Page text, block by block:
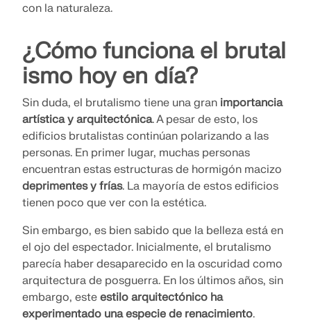
con la naturaleza.
¿Cómo funciona el brutal
ismo hoy en día?
Sin duda, el brutalismo tiene una gran importancia
artística y arquitectónica. A pesar de esto, los
edificios brutalistas continúan polarizando a las
personas. En primer lugar, muchas personas
encuentran estas estructuras de hormigón macizo
deprimentes y frías. La mayoría de estos edificios
tienen poco que ver con la estética.
Sin embargo, es bien sabido que la belleza está en
el ojo del espectador. Inicialmente, el brutalismo
parecía haber desaparecido en la oscuridad como
arquitectura de posguerra. En los últimos años, sin
embargo, este estilo arquitectónico ha
experimentado una especie de renacimiento.